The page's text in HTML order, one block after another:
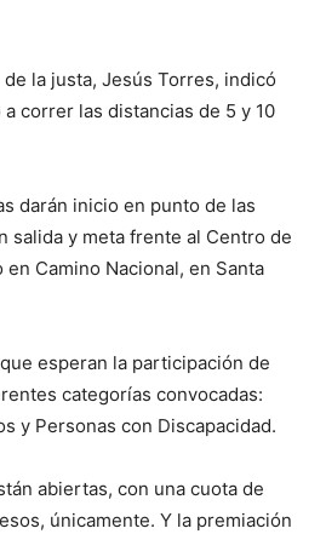
la justa, Jesús Torres, indicó
correr las distancias de 5 y 10
darán inicio en punto de las
salida y meta frente al Centro de
Camino Nacional, en Santa
esperan la participación de
categorías convocadas:
y Personas con Discapacidad.
abiertas, con una cuota de
únicamente. Y la premiación